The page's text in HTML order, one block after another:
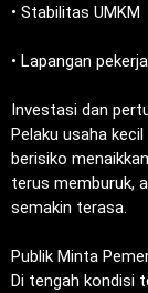
‎• Stabilitas UMKM
‎• Lapangan
‎Investasi dan
‎Pelaku usaha
berisiko
terus memburuk,
semakin terasa.
‎Publik Minta
‎Di tengah kondisi